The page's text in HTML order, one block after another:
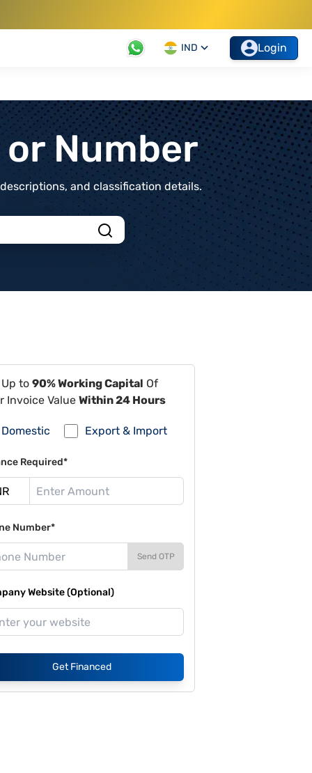
IND Login
Number
and classification details.
to 90% Working Capital Of
Invoice Value Within 24 Hours
Domestic Export & Import
Required*
Number*
Send OTP
Website (Optional)
Get Financed